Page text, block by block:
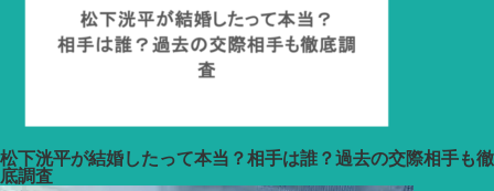
松下洸平が結婚したって本当？相手は誰？過去の交際相手も徹
底調査